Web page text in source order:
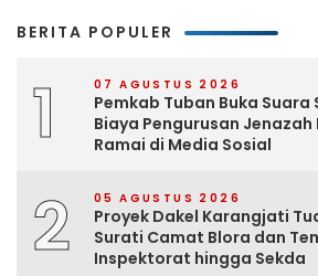
BERITA POPULER
1 07 AGUSTUS 2026
Pemkab Tuban Buka Suara
Biaya Pengurusan
Ramai di Media Sosial
2 05 AGUSTUS 2026
Proyek Dakel Karangjati
Surati Camat Blora dan
Inspektorat hingga Sekda